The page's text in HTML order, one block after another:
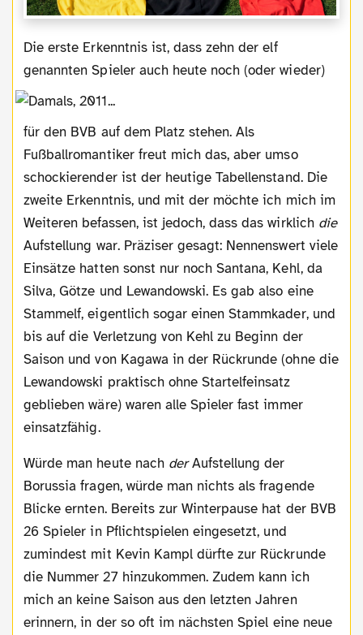
Die erste Erkenntnis ist, dass zehn der elf
genannten Spieler auch heute noch (oder wieder)
für den BVB auf dem Platz stehen. Als
Fußballromantiker freut mich das, aber umso
schockierender ist der heutige Tabellenstand. Die
zweite Erkenntnis, und mit der möchte ich mich im
Weiteren befassen, ist jedoch, dass das wirklich die
Aufstellung war. Präziser gesagt: Nennenswert viele
Einsätze hatten sonst nur noch Santana, Kehl, da
Silva, Götze und Lewandowski. Es gab also eine
Stammelf, eigentlich sogar einen Stammkader, und
bis auf die Verletzung von Kehl zu Beginn der
Saison und von Kagawa in der Rückrunde (ohne die
Lewandowski praktisch ohne Startelfeinsatz
geblieben wäre) waren alle Spieler fast immer
einsatzfähig.
Würde man heute nach derAufstellung der
Borussia fragen, würde man nichts als fragende
Blicke ernten. Bereits zur Winterpause hat der BVB
26 Spieler in Pflichtspielen eingesetzt, und
zumindest mit Kevin Kampl dürfte zur Rückrunde
die Nummer 27 hinzukommen. Zudem kann ich
mich an keine Saison aus den letzten Jahren
erinnern, in der so oft im nächsten Spiel eine neue